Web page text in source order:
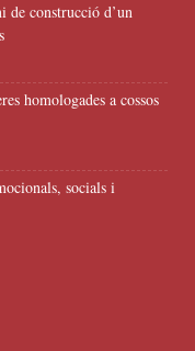
de construcció d’un
homologades a cossos
socials i